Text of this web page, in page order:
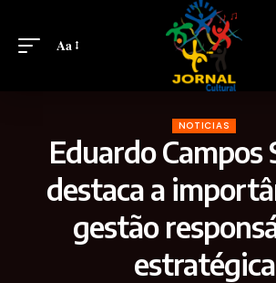
Aa
NOTICIAS
Eduardo Campos
destaca a
gestão
estratégica